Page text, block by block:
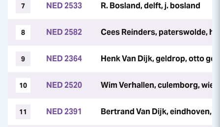
7 NED 2533 R. Bosland, delft, j. bosland
8 NED 2582 Cees Reinders, paterswolde,
9 NED 2364 Henk Van Dijk, geldrop, otto
10 NED 2520 Wim Verhallen, culemborg,
11 NED 2391 Bertrand Van Dijk, eindhoven,